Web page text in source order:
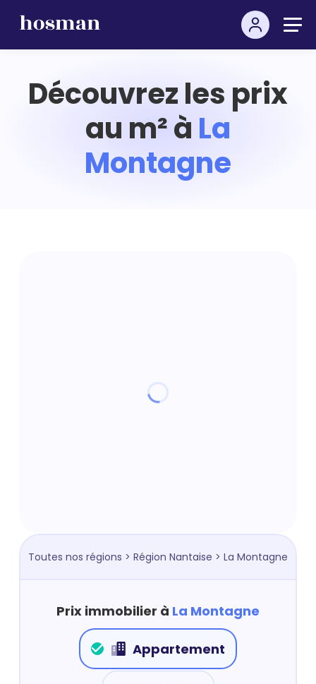
Découvrez les prix
au m² à La
Montagne
Toutes nos régions > Région Nantaise > La Montagne
Prix immobilier à La Montagne
Appartement